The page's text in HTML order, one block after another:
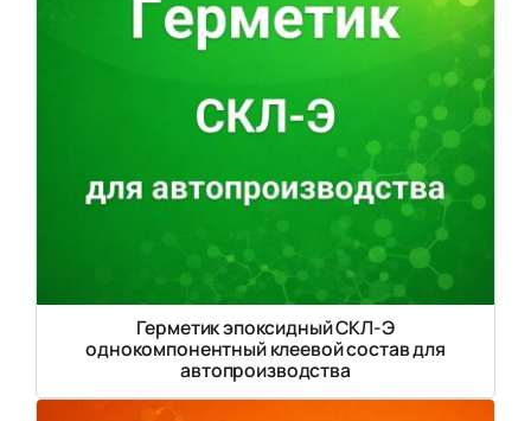
Герметик эпоксидный СКЛ-Э
однокомпонентный клеевой состав для
автопроизводства